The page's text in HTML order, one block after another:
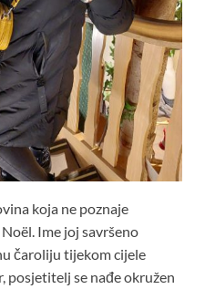
koja ne poznaje
Ime joj savršeno
čaroliju tijekom cijele
posjetitelj se nađe okružen